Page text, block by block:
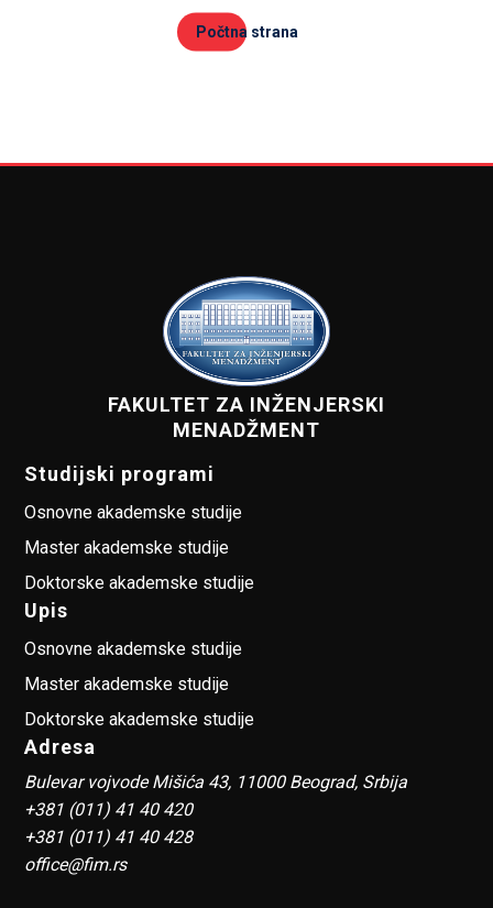
Počtna strana
FAKULTET ZA INŽENJERSKI
MENADŽMENT
Studijski programi
Osnovne akademske studije
Master akademske studije
Doktorske akademske studije
Upis
Osnovne akademske studije
Master akademske studije
Doktorske akademske studije
Adresa
Bulevar vojvode Mišića 43, 11000 Beograd, Srbija
+381 (011) 41 40 420
+381 (011) 41 40 428
office@fim.rs